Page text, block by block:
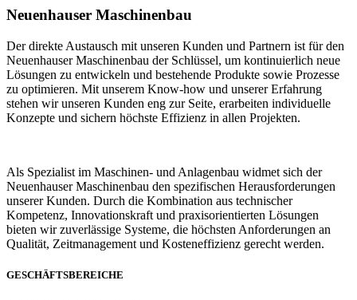
Neuenhauser Maschinenbau
Der direkte Austausch mit unseren Kunden und Partnern ist für den
Neuenhauser Maschinenbau der Schlüssel, um kontinuierlich neue
Lösungen zu entwickeln und bestehende Produkte sowie Prozesse
zu optimieren. Mit unserem Know-how und unserer Erfahrung
stehen wir unseren Kunden eng zur Seite, erarbeiten individuelle
Konzepte und sichern höchste Effizienz in allen Projekten.
Als Spezialist im Maschinen- und Anlagenbau widmet sich der
Neuenhauser Maschinenbau den spezifischen Herausforderungen
unserer Kunden. Durch die Kombination aus technischer
Kompetenz, Innovationskraft und praxisorientierten Lösungen
bieten wir zuverlässige Systeme, die höchsten Anforderungen an
Qualität, Zeitmanagement und Kosteneffizienz gerecht werden.
GESCHÄFTSBEREICHE